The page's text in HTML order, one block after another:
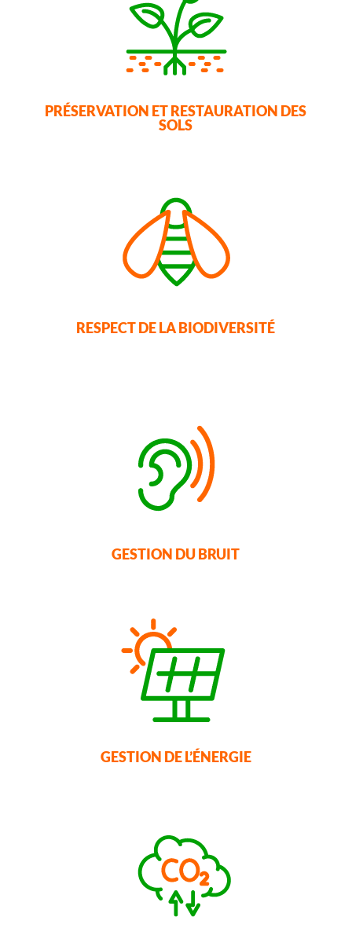
PRÉSERVATION ET RESTAURATION DES
SOLS
RESPECT DE LA BIODIVERSITÉ
GESTION DU BRUIT
GESTION DE L’ÉNERGIE